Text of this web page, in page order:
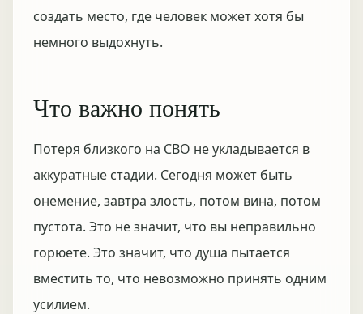
создать место, где человек может хотя бы
немного выдохнуть.
Что важно понять
Потеря близкого на СВО не укладывается в
аккуратные стадии. Сегодня может быть
онемение, завтра злость, потом вина, потом
пустота. Это не значит, что вы неправильно
горюете. Это значит, что душа пытается
вместить то, что невозможно принять одним
усилием.